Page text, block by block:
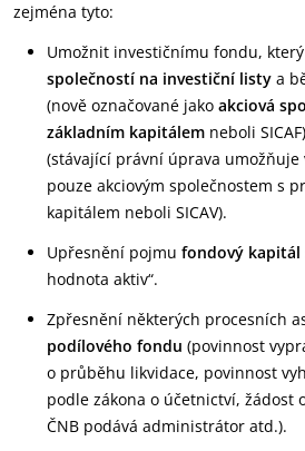
zejména tyto:
Umožnit investičnímu fondu,
společností na investiční listy a
(nově označované jako akciová
základním kapitálem neboli
(stávající právní úprava
pouze akciovým společnostem s
kapitálem neboli SICAV).
Upřesnění pojmu fondový kapitál
hodnota aktiv“.
Zpřesnění některých procesních
podílového fondu (povinnost
o průběhu likvidace, povinnost
podle zákona o účetnictví, žádost
ČNB podává administrátor atd.).